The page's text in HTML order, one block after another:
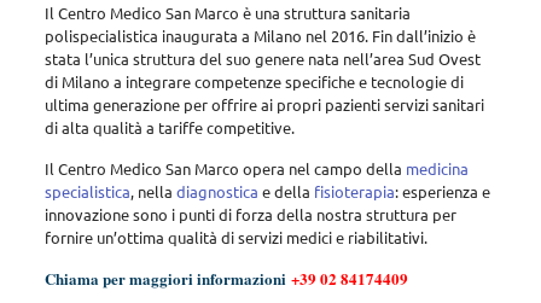
Il Centro Medico San Marco è una struttura sanitaria
polispecialistica inaugurata a Milano nel 2016. Fin dall’inizio è
stata l’unica struttura del suo genere nata nell’area Sud Ovest
di Milano a integrare competenze specifiche e tecnologie di
ultima generazione per offrire ai propri pazienti servizi sanitari
di alta qualità a tariffe competitive.
Il Centro Medico San Marco opera nel campo della medicina
specialistica, nella diagnostica e della fisioterapia: esperienza e
innovazione sono i punti di forza della nostra struttura per
fornire un’ottima qualità di servizi medici e riabilitativi.
Chiama per maggiori informazioni +39 02 84174409